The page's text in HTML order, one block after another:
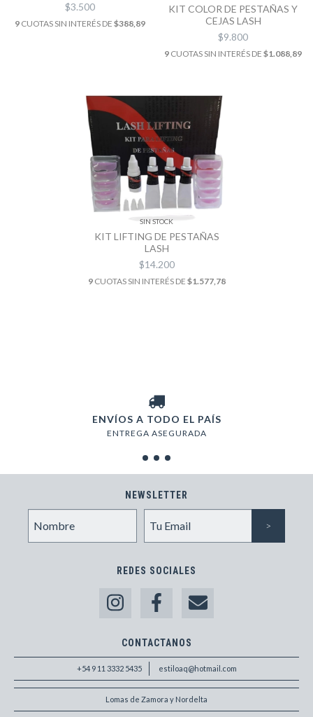
$3.500
9 CUOTAS SIN INTERÉS DE $388,89
KIT COLOR DE PESTAÑAS Y
CEJAS LASH
$9.800
9 CUOTAS SIN INTERÉS DE $1.088,89
SIN STOCK
KIT LIFTING DE PESTAÑAS
LASH
$14.200
9CUOTAS SIN INTERÉS DE $1.577,78
ENVÍOS A TODO EL PAÍS
ENTREGA ASEGURADA
NEWSLETTER
REDES SOCIALES
CONTACTANOS
+54 9 11 3332 5435 estiloaq@hotmail.com
Lomas de Zamora y Nordelta